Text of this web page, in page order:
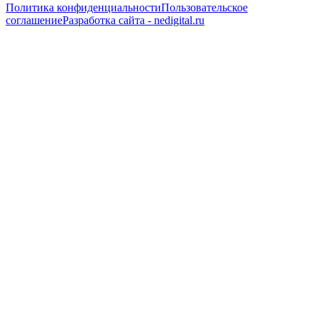
Политика конфиденциальностиПользовательское
соглашениеРазработка сайта - nedigital.ru